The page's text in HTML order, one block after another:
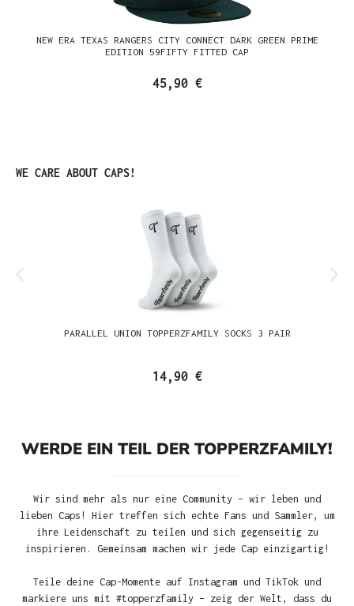
NEW ERA TEXAS RANGERS CITY CONNECT DARK GREEN PRIME
EDITION 59FIFTY FITTED CAP
45,90 €
Produktgalerie überspringen
WE CARE ABOUT CAPS!
PARALLEL UNION TOPPERZFAMILY SOCKS 3 PAIR
14,90 €
WERDE EIN TEIL DER TOPPERZFAMILY!
Wir sind mehr als nur eine Community – wir leben und
lieben Caps! Hier treffen sich echte Fans und Sammler, um
ihre Leidenschaft zu teilen und sich gegenseitig zu
inspirieren. Gemeinsam machen wir jede Cap einzigartig!
Teile deine Cap-Momente auf Instagram und TikTok und
markiere uns mit #topperzfamily – zeig der Welt, dass du